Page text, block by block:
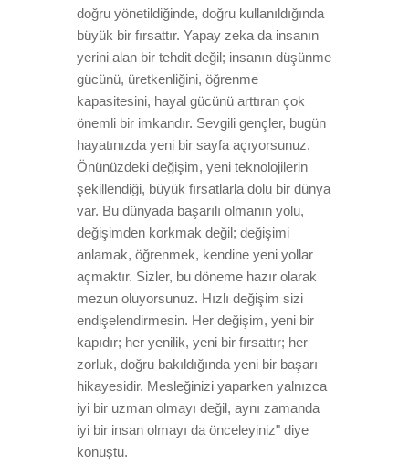
doğru yönetildiğinde, doğru kullanıldığında
büyük bir fırsattır. Yapay zeka da insanın
yerini alan bir tehdit değil; insanın düşünme
gücünü, üretkenliğini, öğrenme
kapasitesini, hayal gücünü arttıran çok
önemli bir imkandır. Sevgili gençler, bugün
hayatınızda yeni bir sayfa açıyorsunuz.
Önünüzdeki değişim, yeni teknolojilerin
şekillendiği, büyük fırsatlarla dolu bir dünya
var. Bu dünyada başarılı olmanın yolu,
değişimden korkmak değil; değişimi
anlamak, öğrenmek, kendine yeni yollar
açmaktır. Sizler, bu döneme hazır olarak
mezun oluyorsunuz. Hızlı değişim sizi
endişelendirmesin. Her değişim, yeni bir
kapıdır; her yenilik, yeni bir fırsattır; her
zorluk, doğru bakıldığında yeni bir başarı
hikayesidir. Mesleğinizi yaparken yalnızca
iyi bir uzman olmayı değil, aynı zamanda
iyi bir insan olmayı da önceleyiniz" diye
konuştu.